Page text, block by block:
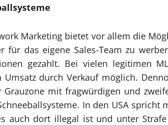
Marketing bietet vor allem die
für das eigene Sales-Team zu
gezahlt. Bei vielen legitimen
durch Verkauf möglich.
mit fragwürdigen und
In den USA spricht
auch dort illegal ist und unter